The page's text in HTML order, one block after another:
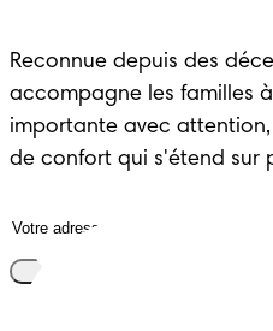
Reconnue depuis des
accompagne les familles
importante avec
de confort qui s'étend sur